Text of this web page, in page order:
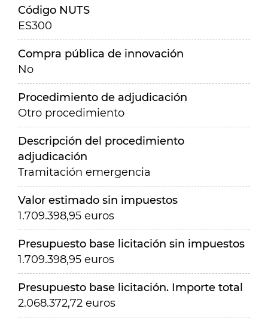
Código NUTS
ES300
Compra pública de innovación
No
Procedimiento de adjudicación
Otro procedimiento
Descripción del procedimiento
adjudicación
Tramitación emergencia
Valor estimado sin impuestos
1.709.398,95 euros
Presupuesto base licitación sin impuestos
1.709.398,95 euros
Presupuesto base licitación. Importe total
2.068.372,72 euros